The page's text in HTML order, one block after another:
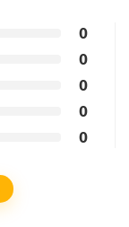
0
0
0
0
0